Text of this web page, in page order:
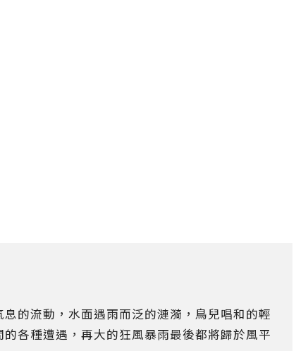
的流動，水面遇雨而泛的漣漪，鳥兒唱和的輕
各種遭遇，再大的狂風暴雨最後都將歸於風平